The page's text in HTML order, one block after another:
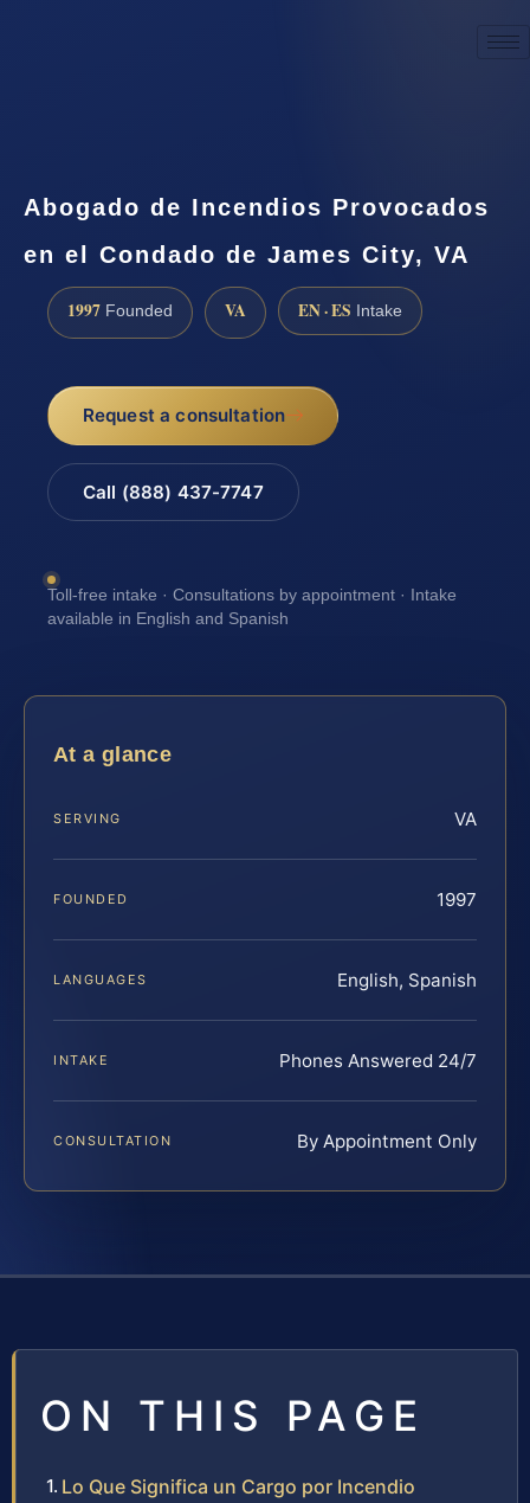
Abogado de Incendios Provocados
en el Condado de James City, VA
1997 Founded VA EN · ES Intake
Request a consultation
Call (888) 437-7747
Toll-free intake · Consultations by appointment · Intake
available in English and Spanish
At a glance
SERVING VA
FOUNDED 1997
LANGUAGES English, Spanish
INTAKE Phones Answered 24/7
CONSULTATION By Appointment Only
ON THIS PAGE
Lo Que Significa un Cargo por Incendio